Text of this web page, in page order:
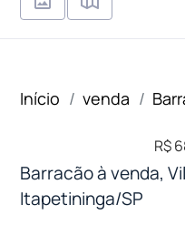
Início venda
R$
Barracão à venda,
Itapetininga/SP